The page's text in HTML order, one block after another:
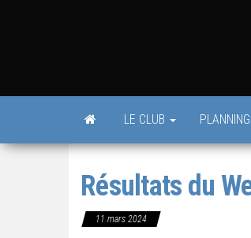
LE CLUB
Résultats du
11 mars 2024